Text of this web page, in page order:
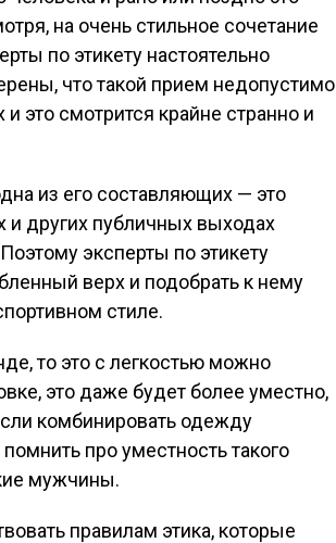
на очень стильное сочетание
по этикету настоятельно
что такой прием недопустимо
это смотрится крайне странно и
из его составляющих — это
других публичных выходах
эксперты по этикету
верх и подобрать к нему
стиле.
то это с легкостью можно
это даже будет более уместно,
комбинировать одежду
про уместность такого
мужчины.
правилам этика, которые